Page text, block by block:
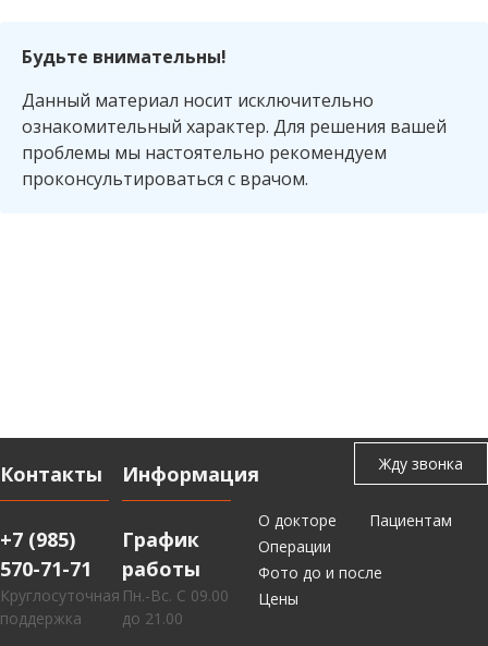
Будьте внимательны!
Данный материал носит исключительно
ознакомительный характер. Для решения вашей
проблемы мы настоятельно рекомендуем
проконсультироваться с врачом.
Контакты
+7 (985)
570-71-71
Круглосуточная
поддержка
Информация
График
работы
Пн.-Вс. С 09.00
до 21.00
О докторе
Пациентам
Операции
Фото до и после
Цены